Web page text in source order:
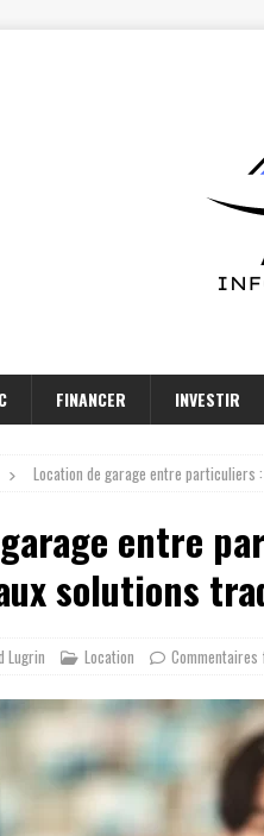
FINANCER INVESTIR
Location de garage entre particuliers
entre
solutions
Lugrin Location Commentaires